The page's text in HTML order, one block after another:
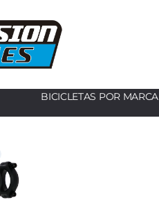
BICICLETAS POR MARCA